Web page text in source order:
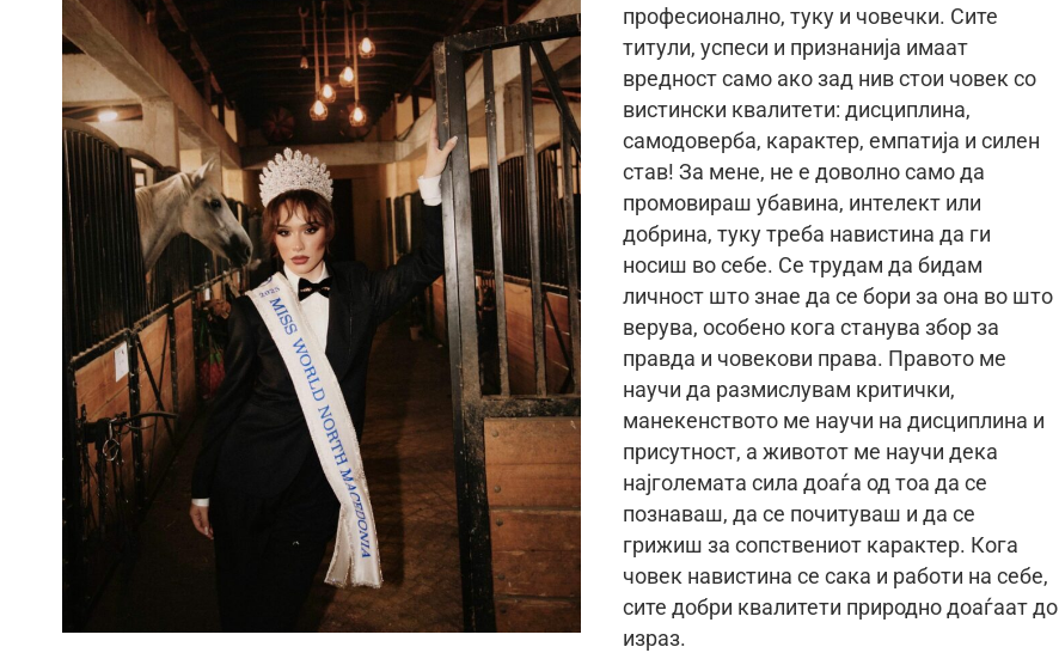
професионално, туку и човечки. Сите
титули, успеси и признанија имаат
вредност само ако зад нив стои човек со
вистински квалитети: дисциплина,
самодоверба, карактер, емпатија и силен
став! За мене, не е доволно само да
промовираш убавина, интелект или
добрина, туку треба навистина да ги
носиш во себе. Се трудам да бидам
личност што знае да се бори за она во што
верува, особено кога станува збор за
правда и човекови права. Правото ме
научи да размислувам критички,
манекенството ме научи на дисциплина и
присутност, а животот ме научи дека
најголемата сила доаѓа од тоа да се
познаваш, да се почитуваш и да се
грижиш за сопствениот карактер. Кога
човек навистина се сака и работи на себе,
сите добри квалитети природно доаѓаат до
израз.